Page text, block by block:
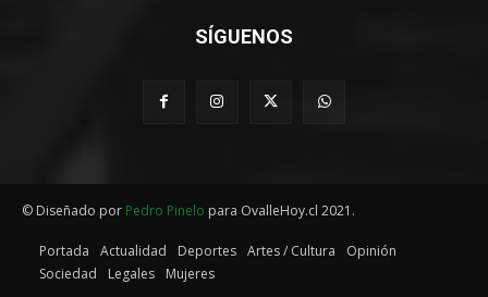
SÍGUENOS
© Diseñado por Pedro Pinelo para OvalleHoy.cl 2021.
Portada Actualidad Deportes Artes / Cultura
Opinión
Sociedad
Legales Mujeres